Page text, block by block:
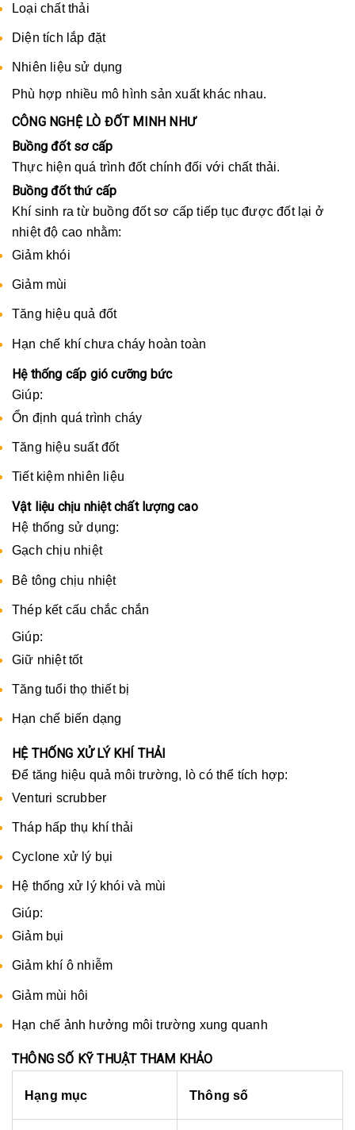
Loại chất thải
Diện tích lắp đặt
Nhiên liệu sử dụng
Phù hợp nhiều mô hình sản xuất khác nhau.
CÔNG NGHỆ LÒ ĐỐT MINH NHƯ
Buồng đốt sơ cấp
Thực hiện quá trình đốt chính đối với chất thải.
Buồng đốt thứ cấp
Khí sinh ra từ buồng đốt sơ cấp tiếp tục được đốt lại ở
nhiệt độ cao nhằm:
Giảm khói
Giảm mùi
Tăng hiệu quả đốt
Hạn chế khí chưa cháy hoàn toàn
Hệ thống cấp gió cưỡng bức
Giúp:
Ổn định quá trình cháy
Tăng hiệu suất đốt
Tiết kiệm nhiên liệu
Vật liệu chịu nhiệt chất lượng cao
Hệ thống sử dụng:
Gạch chịu nhiệt
Bê tông chịu nhiệt
Thép kết cấu chắc chắn
Giúp:
Giữ nhiệt tốt
Tăng tuổi thọ thiết bị
Hạn chế biến dạng
HỆ THỐNG XỬ LÝ KHÍ THẢI
Để tăng hiệu quả môi trường, lò có thể tích hợp:
Venturi scrubber
Tháp hấp thụ khí thải
Cyclone xử lý bụi
Hệ thống xử lý khói và mùi
Giúp:
Giảm bụi
Giảm khí ô nhiễm
Giảm mùi hôi
Hạn chế ảnh hưởng môi trường xung quanh
THÔNG SỐ KỸ THUẬT THAM KHẢO
Hạng mục Thông số